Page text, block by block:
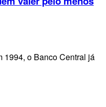
1994, o Banco Central já